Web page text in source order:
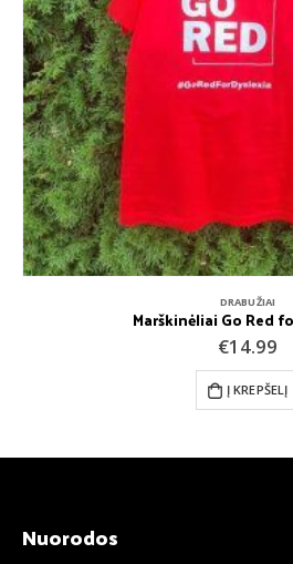
DRABUŽIAI
Marškinėliai Go Red
€14.99
Į KREPŠELĮ
Nuorodos